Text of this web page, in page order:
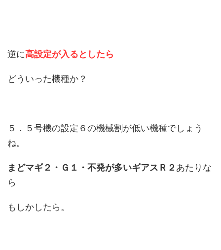
逆に高設定が入るとしたら
どういった機種か？
５．５号機の設定６の機械割が低い機種でしょう
ね。
まどマギ２・Ｇ１・不発が多いギアスＲ２あたりな
ら
もしかしたら。